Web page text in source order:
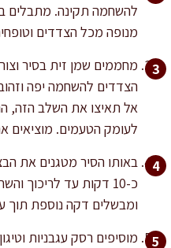
להשחמה תקינה. מתבלים
מנופה מכל הצדדים
מחממים שמן זית בסיר
אל תאיצו את השלב הזה,
לעומק הטעמים. מוציאים
באותו הסיר מטגנים את
כ-10 דקות עד לריכוך
ומבשלים דקה נוספת תוך